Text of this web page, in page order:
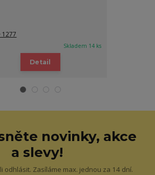
1277
Skladem 14 ks
Detail
novinky, akce
a slevy!
odhlásit. Zasíláme max. jednou za 14 dní.